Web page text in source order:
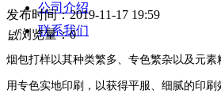
公司介绍
联系我们
发布时间：2019-11-17 19:59
넶浏览量：0
烟包打样以其种类繁多、专色繁杂以及元
用专色实地印刷，以获得平服、细腻的印